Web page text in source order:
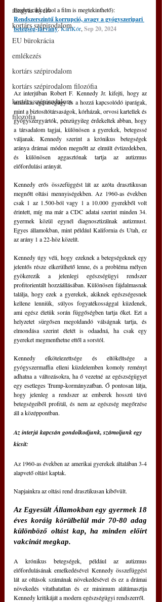
magyar nyelv
kortárs szépirodalom
EU bürokrácia
emlékezés
kortárs szépirodalom
kortárs szépirodalom filozófia
kortárs szépirodalom
filozófia
Eredeti cikk (ahol a film is megtekinthető):
Rendszerszintű korrupció, avagy a gyógyszeripari
betegség-járvány.KariKór, Sep 20, 2024
Az interjúban Robert F. Kennedy Jr. kifejti, hogy az
amerikai egészségügy és a hozzá kapcsolódó iparágak,
mint a biztosítótársaságok, kórházak, orvosi kartellek és
gyógyszergyártók, pénzügyileg érdekeltek abban, hogy
a társadalom tagjai, különösen a gyerekek, betegessé
váljanak. Kennedy szerint a krónikus betegségek
aránya drámai módon megnőtt az elmúlt évtizedekben,
és különösen aggasztónak tartja az autizmus
előfordulási arányát.
Kennedy erős összefüggést lát az azóta drasztikusan
megnőtt oltási mennyiségekben. Az 1960-as években
csak 1 az 1.500-ból vagy 1 a 10.000 gyerekből volt
érintett, míg ma már a CDC adatai szerint minden 34.
gyermek közül egynél diagnosztizálnak autizmust.
Egyes államokban, mint például Kalifornia és Utah, ez
az arány 1 a 22-höz közelít.
Kennedy úgy véli, hogy ezeknek a betegségeknek egy
jelentős része elkerülhető lenne, és a probléma mélyen
gyökerezik a jelenlegi egészségügyi rendszer
profitorientált hozzáállásában. Különösen fájdalmasnak
találja, hogy ezek a gyerekek, akiknek egészségesnek
kellene lenniük, súlyos fogyatékossággal küzdenek,
ami egész életük során függőségben tartja őket. Ezt a
helyzetet sürgősen megoldandó válságnak tartja, és
elmondása szerint életét is odaadná, ha csak egy
gyereket megmenthetne ettől a sorstól.
Kennedy elkötelezettsége és eltökéltsége a
gyógyszermaffia elleni küzdelemben komoly reményt
adhatna a változásokra, ha ő vezetné az egészségügyet
egy esetleges Trump-kormányzatban. Ő pontosan látja,
hogy jelenleg a rendszer az emberek hosszú távú
betegségeiből profitál, és nem az egészség megőrzése
áll a középpontban.
Az interjú kapcsán gondolkodjunk, számoljunk egy
kicsit:
Az 1960-as években az amerikai gyerekek általában 3-4
alapvető oltást kaptak.
Napjainkra az oltási rend drasztikusan kibővült.
Az Egyesült Államokban egy gyermek 18
éves koráig körülbelül már 70-80 adag
különböző oltást kap, ha minden előírt
vakcinát megkap.
A krónikus betegségek, például az autizmus
előfordulásának emelkedésével Kennedy összefüggést
lát az oltások számának növekedésével és ez a drámai
növekedés vitathatatlan és ez minimum alátámasztja
Kennedy kritikáját a modern egészségügyi rendszerről.